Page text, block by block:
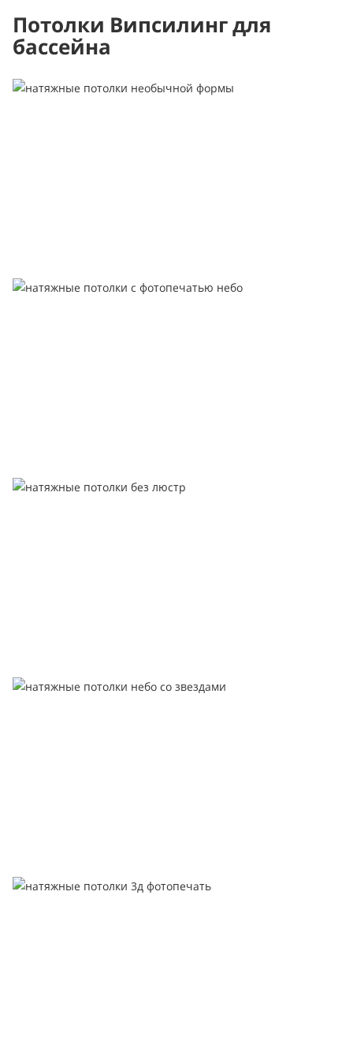
Потолки Випсилинг для
бассейна